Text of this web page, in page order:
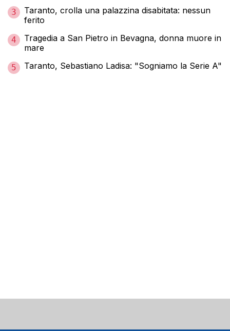
3
Taranto, crolla una palazzina disabitata: nessun
ferito
4
Tragedia a San Pietro in Bevagna, donna muore in
mare
5 Taranto, Sebastiano Ladisa: "Sogniamo la Serie A"